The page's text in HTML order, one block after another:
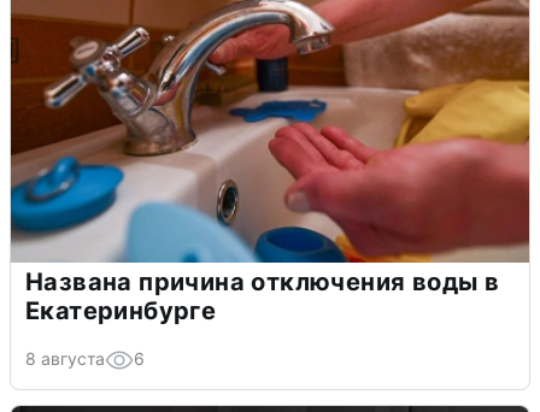
Названа причина отключения воды в
Екатеринбурге
8 августа 6